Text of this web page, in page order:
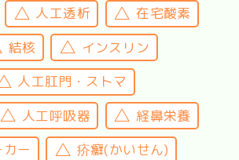
人工透析
在宅酸素
結核
インスリン
人工肛門・ストマ
人工呼吸器
経鼻栄養
ー
疥癬(かいせん)